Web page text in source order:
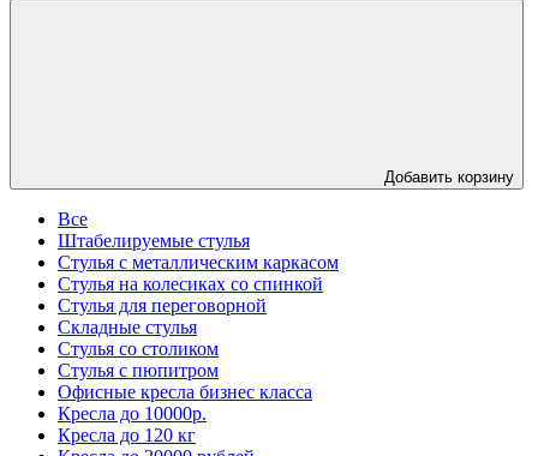
Добавить корзину
Все
Штабелируемые стулья
Стулья с металлическим каркасом
Стулья на колесиках со спинкой
Стулья для переговорной
Складные стулья
Стулья со столиком
Стулья с пюпитром
Офисные кресла бизнес класса
Кресла до 10000р.
Кресла до 120 кг